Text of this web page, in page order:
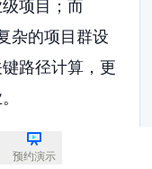
项目；而
杂的项目群设
路径计算，更
管理工具？
预约演示